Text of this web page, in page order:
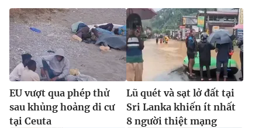
EU vượt qua phép thử
sau khủng hoảng di cư
tại Ceuta
Lũ quét và sạt lở đất tại
Sri Lanka khiến ít nhất
8 người thiệt mạng